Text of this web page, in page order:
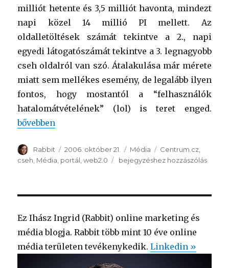
milliót hetente és 3,5 milliót havonta, mindezt
napi közel 14 millió PI mellett. Az
oldalletöltések számát tekintve a 2., napi
egyedi látogatószámát tekintve a 3. legnagyobb
cseh oldalról van szó. Átalakulása már mérete
miatt sem mellékes esemény, de legalább ilyen
fontos, hogy mostantól a “felhasználók
hatalomátvételének” (lol) is teret enged.
“Centrum(.cz)ban a felhasználó”
bővebben
Szerző
Rabbit Közzétéve
2006. október 21. Kategória
Média Címke
Centrum.cz
cseh Média portál ,web2.0
Centrum(.cz)ban
bejegyzéshez hozzászólás
Ez Ihász Ingrid (Rabbit) online marketing és
média blogja. Rabbit több mint 10 éve online
média területen tevékenykedik.Linkedin »